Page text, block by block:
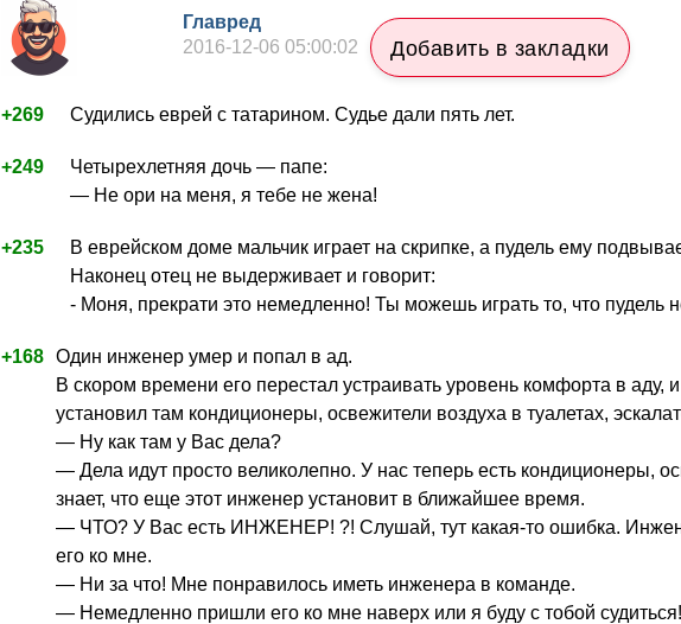
Главред
2016-12-06 05:00:02
Добавить в закладки
+269 Судились еврей с татарином. Судье дали пять лет.
+249
Четырехлетняя дочь — папе:
— Не ори на меня, я тебе не жена!
+235
В еврейском доме мальчик играет на скрипке, а пудель ему
Наконец отец не выдерживает и говорит:
- Моня, прекрати это немедленно! Ты можешь играть то, что пудель
+168 Один инженер умер и попал в ад.
В скором времени его перестал устраивать уровень комфорта в
установил там кондиционеры, освежители воздуха в туалетах,
— Ну как там у Вас дела?
— Дела идут просто великолепно. У нас теперь есть кондиционеры,
знает, что еще этот инженер установит в ближайшее время.
— ЧТО? У Вас есть ИНЖЕНЕР! ?! Слушай, тут какая-то ошибка.
его ко мне.
— Ни за что! Мне понравилось иметь инженера в команде.
— Немедленно пришли его ко мне наверх или я буду с тобой судиться!